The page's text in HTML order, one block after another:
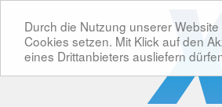
Durch die Nutzung unserer
Cookies setzen. Mit Klick auf den
eines Drittanbieters ausliefern